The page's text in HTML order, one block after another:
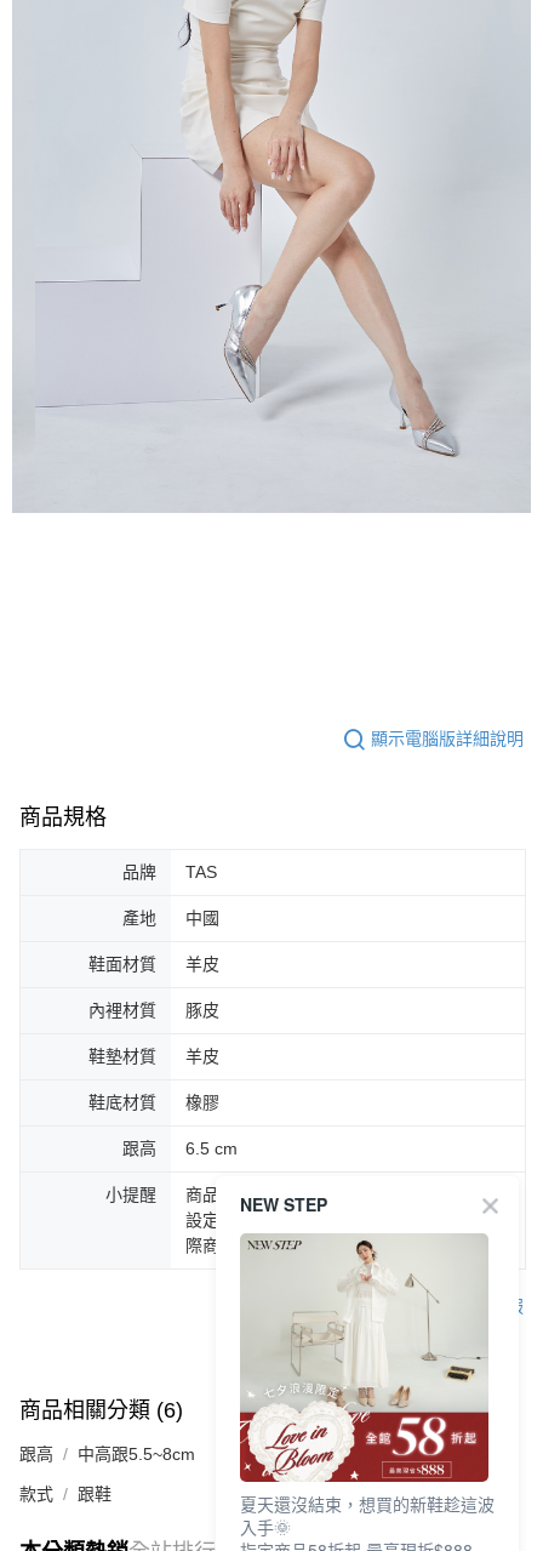
顯示電腦版詳細說明
商品規格
品牌 TAS
產地 中國
鞋面材質 羊皮
內裡材質 豚皮
鞋墊材質 羊皮
鞋底材質 橡膠
跟高 6.5 cm
小提醒
商品圖片顏色會因拍攝燈光環境或個人螢幕
設定不同，而造成部份色差現象，顏色以實
際商品為主。
客服
商品相關分類 (6) 查看全部
跟高 中高跟5.5~8cm
款式 跟鞋
NEW STEP
夏天還沒結束，想買的新鞋趁這波
入手🌞